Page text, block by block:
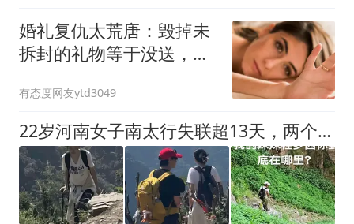
婚礼复仇太荒唐：毁掉未
拆封的礼物等于没送，新
有态度网友ytd3049
22岁河南女子南太行失联超13天，两个哥哥辞工寻找妹妹